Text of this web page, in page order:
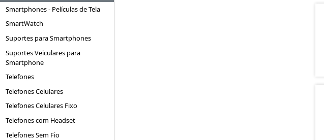
Smartphones - Películas de Tela
SmartWatch
Suportes para Smartphones
Suportes Veiculares para
Smartphone
Telefones
Telefones Celulares
Telefones Celulares Fixo
Telefones com Headset
Telefones Sem Fio